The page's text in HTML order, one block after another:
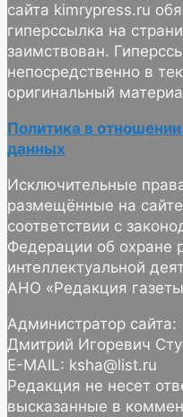
сайта kimrypress.ru
гиперссылка на
заимствован.
непосредственно в
оригинальный
Политика в
данных
Исключительные
размещённые на
соответствии с
Федерации об охране
интеллектуальной
АНО «Редакция
Администратор сайта:
Дмитрий Игоревич
E-MAIL: ksha@list.ru
Редакция не несет
высказанные в